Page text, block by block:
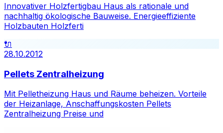
Innovativer Holzfertigbau Haus als rationale und
nachhaltig ökologische Bauweise. Energieeffiziente
Holzbauten Holzferti
🔌
28.10.2012
Pellets Zentralheizung
Mit Pelletheizung Haus und Räume beheizen. Vorteile
der Heizanlage, Anschaffungskosten Pellets
Zentralheizung Preise und